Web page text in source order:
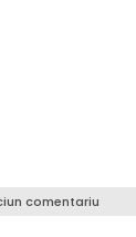
comentariu